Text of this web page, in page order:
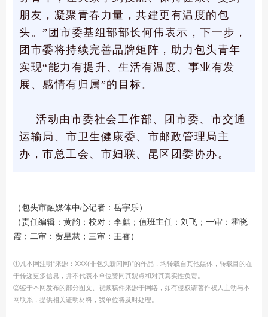
朋友，凝聚青春力量，共建更有温度的包
头。”团市委基组部部长何伟表示，下一步，
团市委将持续完善品牌矩阵，助力包头青年
实现“能力有提升、生活有温度、事业有发
展、感情有归属”的目标。
活动由市委社会工作部、团市委、市交通
运输局、市卫生健康委、市邮政管理局主
办，市总工会、市妇联、昆区团委协办。
（包头市融媒体中心记者：岳宇乐）
（责任编辑：黄韵；校对：李麒；值班主任：刘飞；一审：霍晓
霞；二审：贾星慧；三审：王睿）
①凡本网注明“来源：XXX(非包头新闻网)”的作品，均转载自其他媒体，转载目的在
于传递更多信息，并不代表本单位赞同其观点和对其真实性负责。
②鉴于本网发布的部分图文、视频稿件来源于网络，如有侵权请著作权人主动与本
网联系，提供相关证明材料，我单位将及时处理。